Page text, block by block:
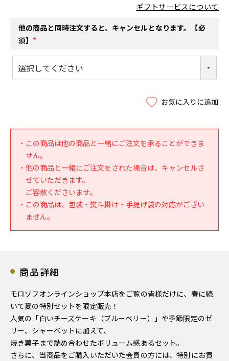
ギフトサービスについて
他の商品と同時注文すると、キャンセルとなります。【必
須】
必
・この商品は他の商品と一緒にご注文を承ることができま
せん。
・他の商品と一緒にご注文をされた場合は、キャンセルさ
せていただきます。
ご容赦くださいませ。
・この商品は、包装・熨斗掛け・手提げ袋の対応がござい
ません。
商品詳細
モロゾフオンラインショップ本店をご覧の皆様だけに、春に続
いて夏の特別セットを限定販売！
人気の「白いチーズケーキ（ブルーベリー）」や季節限定のゼ
リー、シャーベットに加えて、
焼き菓子まで詰め合わせたボリューム感あるセット。
さらに、当商品をご購入いただいた会員の方には、特別にお買